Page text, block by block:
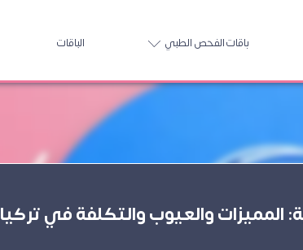
باقات الفحص الطبي الباقات
المميزات والعيوب والتكلفة في تركيا 2026